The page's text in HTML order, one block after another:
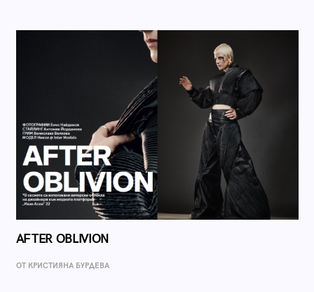
AFTER OBLIVION
ОТ КРИСТИЯНА БУРДЕВА